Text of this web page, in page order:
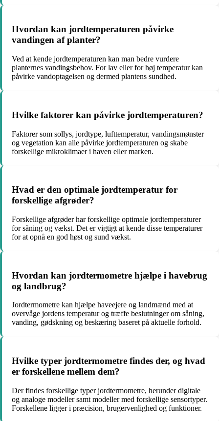
Hvordan kan jordtemperaturen påvirke
vandingen af planter?
Ved at kende jordtemperaturen kan man bedre vurdere
planternes vandingsbehov. For lav eller for høj temperatur kan
påvirke vandoptagelsen og dermed plantens sundhed.
Hvilke faktorer kan påvirke jordtemperaturen?
Faktorer som sollys, jordtype, lufttemperatur, vandingsmønster
og vegetation kan alle påvirke jordtemperaturen og skabe
forskellige mikroklimaer i haven eller marken.
Hvad er den optimale jordtemperatur for
forskellige afgrøder?
Forskellige afgrøder har forskellige optimale jordtemperaturer
for såning og vækst. Det er vigtigt at kende disse temperaturer
for at opnå en god høst og sund vækst.
Hvordan kan jordtermometre hjælpe i havebrug
og landbrug?
Jordtermometre kan hjælpe haveejere og landmænd med at
overvåge jordens temperatur og træffe beslutninger om såning,
vanding, gødskning og beskæring baseret på aktuelle forhold.
Hvilke typer jordtermometre findes der, og hvad
er forskellene mellem dem?
Der findes forskellige typer jordtermometre, herunder digitale
og analoge modeller samt modeller med forskellige sensortyper.
Forskellene ligger i præcision, brugervenlighed og funktioner.